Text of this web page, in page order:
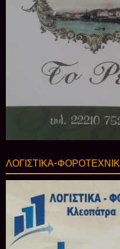
ΛΟΓΙΣΤΙΚΑ-